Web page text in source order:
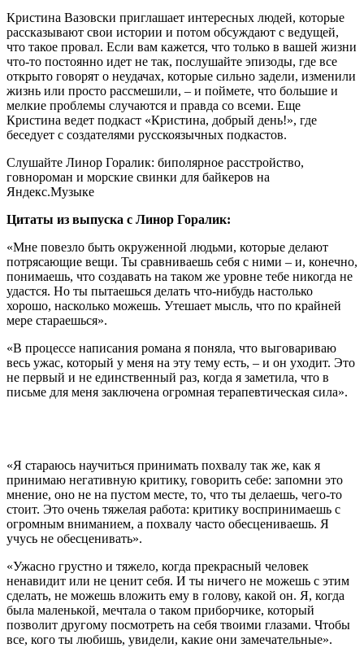
Кристина Вазовски приглашает интересных людей, которые
рассказывают свои истории и потом обсуждают с ведущей,
что такое провал. Если вам кажется, что только в вашей жизни
что-то постоянно идет не так, послушайте эпизоды, где все
открыто говорят о неудачах, которые сильно задели, изменили
жизнь или просто рассмешили, – и поймете, что большие и
мелкие проблемы случаются и правда со всеми. Еще
Кристина ведет подкаст «Кристина, добрый день!», где
беседует с создателями русскоязычных подкастов.
Слушайте Линор Горалик: биполярное расстройство,
говнороман и морские свинки для байкеров на
Яндекс.Музыке
Цитаты из выпуска с Линор Горалик:
«Мне повезло быть окруженной людьми, которые делают
потрясающие вещи. Ты сравниваешь себя с ними – и, конечно,
понимаешь, что создавать на таком же уровне тебе никогда не
удастся. Но ты пытаешься делать что-нибудь настолько
хорошо, насколько можешь. Утешает мысль, что по крайней
мере стараешься».
«В процессе написания романа я поняла, что выговариваю
весь ужас, который у меня на эту тему есть, – и он уходит. Это
не первый и не единственный раз, когда я заметила, что в
письме для меня заключена огромная терапевтическая сила».
«Я стараюсь научиться принимать похвалу так же, как я
принимаю негативную критику, говорить себе: запомни это
мнение, оно не на пустом месте, то, что ты делаешь, чего-то
стоит. Это очень тяжелая работа: критику воспринимаешь с
огромным вниманием, а похвалу часто обесцениваешь. Я
учусь не обесценивать».
«Ужасно грустно и тяжело, когда прекрасный человек
ненавидит или не ценит себя. И ты ничего не можешь с этим
сделать, не можешь вложить ему в голову, какой он. Я, когда
была маленькой, мечтала о таком приборчике, который
позволит другому посмотреть на себя твоими глазами. Чтобы
все, кого ты любишь, увидели, какие они замечательные».